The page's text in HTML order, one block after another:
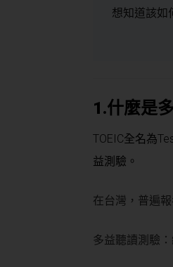
想知道該如
1.什麼是
TOEIC全名為
益測驗。
在台灣，普遍
多益聽讀測驗